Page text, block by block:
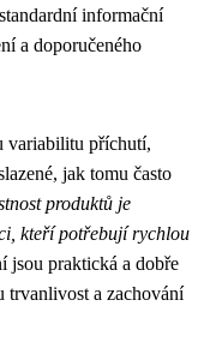
informační
a doporučeného
variabilitu příchutí,
jak tomu často
produktů je
kteří potřebují rychlou
jsou praktická a dobře
trvanlivost a zachování